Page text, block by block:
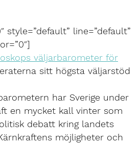
style=”default” line=”default”
väljarbarometer för
sitt högsta väljarstöd
har Sverige under
en mycket kall vinter som
debatt kring landets
möjligheter och